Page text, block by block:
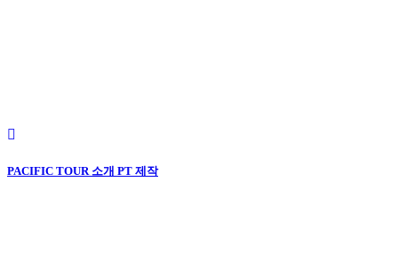
PACIFIC TOUR 소개 PT 제작